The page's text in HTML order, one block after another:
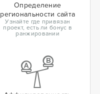
Определение
региональности сайта
Узнайте где привязан
проект, есть ли бонус в
ранжировании